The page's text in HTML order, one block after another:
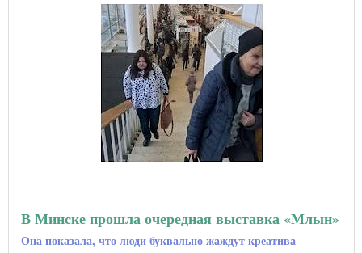
В Минске прошла очередная выставка «Млын»
Она показала, что люди буквально жаждут креатива